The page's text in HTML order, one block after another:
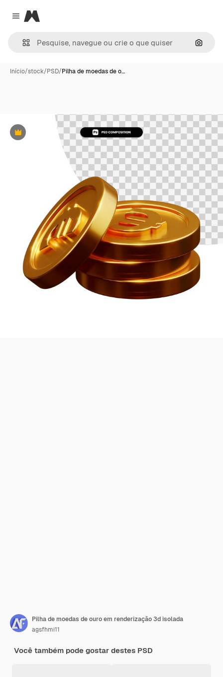
Close menu
Magnific
Início/stock/PSD/Pilha de moedas de o…
Premium
Pilha de moedas de ouro em renderização 3d isolada
agsfhmi11
Você também pode gostar destes PSD